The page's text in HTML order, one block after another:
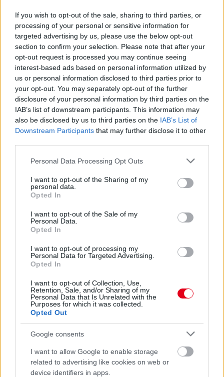
If you wish to opt-out of the sale, sharing to third parties, or
processing of your personal or sensitive information for
targeted advertising by us, please use the below opt-out
section to confirm your selection. Please note that after your
opt-out request is processed you may continue seeing
interest-based ads based on personal information utilized by
us or personal information disclosed to third parties prior to
your opt-out. You may separately opt-out of the further
disclosure of your personal information by third parties on the
IAB’s list of downstream participants. This information may
also be disclosed by us to third parties on the IAB’s List of
Downstream Participants that may further disclose it to other
Please note that this website/app uses one or more Google
not limited to your visit or usage behaviour. You may click to
grant or deny consent to Google and its third-party tags to
use your data for below specified purposes in below Google
consent section.
Personal Data Processing Opt Outs
I want to opt-out of the Sharing of my
personal data.
Opted In
I want to opt-out of the Sale of my
Personal Data.
Opted In
I want to opt-out of processing my
Personal Data for Targeted Advertising.
Opted In
I want to opt-out of Collection, Use,
Retention, Sale, and/or Sharing of my
Personal Data that Is Unrelated with the
Purposes for which it was collected.
Opted Out
Google consents
I want to allow Google to enable storage
related to advertising like cookies on web or
device identifiers in apps.
1 napja
„Jó látni, hogy közel az álom” – Camara az F1-es
pletykákról
MotoGP: Bezzecchi közel egy másodpercet javított a